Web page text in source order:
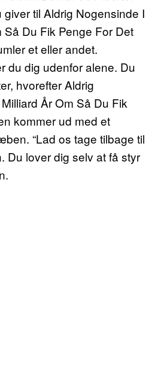
til Aldrig Nogensinde I
Så Du Fik Penge For Det
et eller andet.
du dig udenfor alene. Du
hvorefter Aldrig
År Om Så Du Fik
kommer ud med et
“Lad os tage tilbage til
Du lover dig selv at få styr